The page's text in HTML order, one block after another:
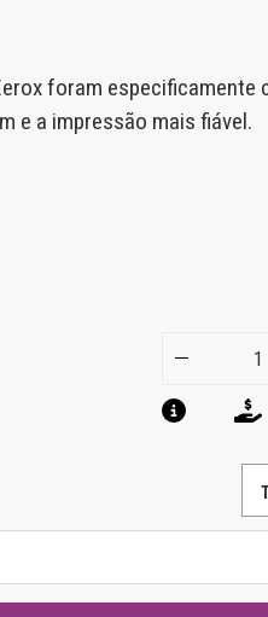
foram especificamente
e a impressão mais fiável.